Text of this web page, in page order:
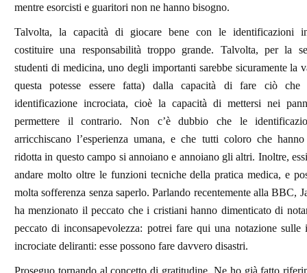
mentre esorcisti e guaritori non ne hanno bisogno.
Talvolta, la capacità di giocare bene con le identificazioni
costituire una responsabilità troppo grande. Talvolta, per la
studenti di medicina, uno degli importanti sarebbe sicuramente la
questa potesse essere fatta) dalla capacità di fare ciò che
identificazione incrociata, cioè la capacità di mettersi nei
permettere il contrario. Non c’è dubbio che le
arricchiscano l’esperienza umana, e che tutti coloro che
ridotta in questo campo si annoiano e annoiano gli altri. Inoltre,
andare molto oltre le funzioni tecniche della pratica medica, e
molta sofferenza senza saperlo. Parlando recentemente alla BBC,
ha menzionato il peccato che i cristiani hanno dimenticato di
peccato di inconsapevolezza: potrei fare qui una notazione sulle
incrociate deliranti: esse possono fare davvero disastri.
Proseguo tornando al concetto di gratitudine. Ne ho già fatto